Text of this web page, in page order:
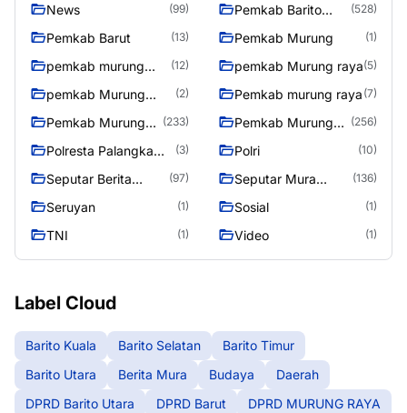
News (99)
Pemkab Barito
(528)
Pemkab Barut (13) Pemkab Murung (1)
pemkab murung
(12) pemkab Murung raya(5)
pemkab Murung
(2) Pemkab murung raya (7)
Pemkab Murung
(233)
Pemkab Murung
(256)
Polresta Palangka
(3) Polri (10)
Seputar Berita
(97)
Seputar Mura
(136)
Seruyan (1) Sosial (1)
TNI (1) Video (1)
Label Cloud
Barito Kuala Barito Selatan
Barito Timur
Barito Utara
Berita Mura Budaya
Daerah
DPRD Barito Utara
DPRD Barut
DPRD MURUNG RAYA